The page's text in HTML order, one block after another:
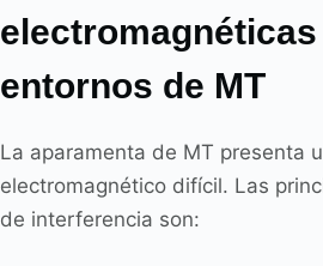
electromagnéticas
entornos de MT
La aparamenta de MT presenta
electromagnético difícil. Las
de interferencia son: